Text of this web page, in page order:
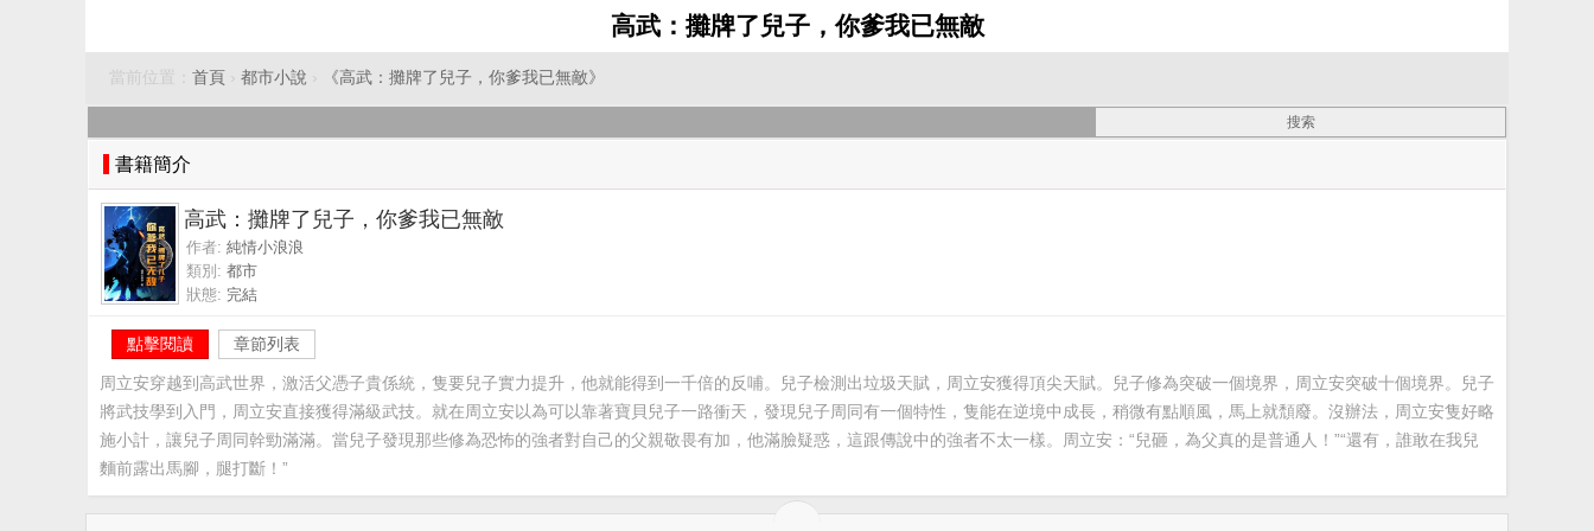
高武：攤牌了兒子，你爹我已無敵
當前位置： 首頁 › 都市小說 › 《高武：攤牌了兒子，你爹我已無敵》
書籍簡介
高武：攤牌了兒子，你爹我已無敵
作者: 純情小浪浪
類別: 都市
狀態: 完結
點擊閱讀 章節列表
周立安穿越到高武世界，激活父憑子貴係統，隻要兒子實力提升，他就能得到一千倍的反哺。兒子檢測出垃圾天賦，周立安獲得頂尖天賦。兒子修為突破一個境界，周立安突破十個境界。兒子
將武技學到入門，周立安直接獲得滿級武技。就在周立安以為可以靠著寶貝兒子一路衝天，發現兒子周同有一個特性，隻能在逆境中成長，稍微有點順風，馬上就頹廢。沒辦法，周立安隻好略
施小計，讓兒子周同幹勁滿滿。當兒子發現那些修為恐怖的強者對自己的父親敬畏有加，他滿臉疑惑，這跟傳說中的強者不太一樣。周立安：“兒砸，為父真的是普通人！”“還有，誰敢在我兒
麵前露出馬腳，腿打斷！”